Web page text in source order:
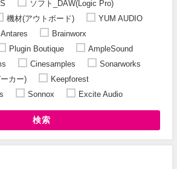
ソフト_DAW(Logic Pro)
機材(アウトボード)
YUM AUDIO
Antares
Brainworx
Plugin Boutique
AmpleSound
Cinesamples
Sonarworks
カー)
Keepforest
Sonnox Excite Audio
検索